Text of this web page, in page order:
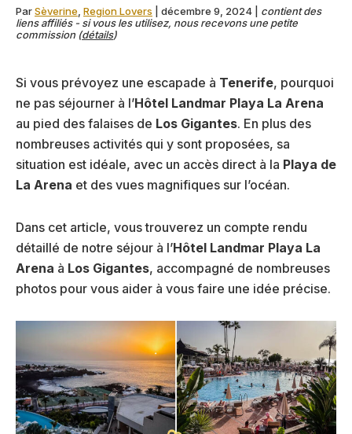
ParSèverine Region Lovers décembre 9, 2024
contient des
liens affiliés - si vous les utilisez, nous recevons une petite
commission (détails)
Si vous prévoyez une escapade à Tenerife, pourquoi
ne pas séjourner à l’Hôtel Landmar Playa La Arena
au pied des falaises de Los Gigantes. En plus des
nombreuses activités qui y sont proposées, sa
situation est idéale, avec un accès direct à la Playa de
La Arena et des vues magnifiques sur l’océan.
Dans cet article, vous trouverez un compte rendu
détaillé de notre séjour à l’Hôtel Landmar Playa La
Arena à Los Gigantes, accompagné de nombreuses
photos pour vous aider à vous faire une idée précise.